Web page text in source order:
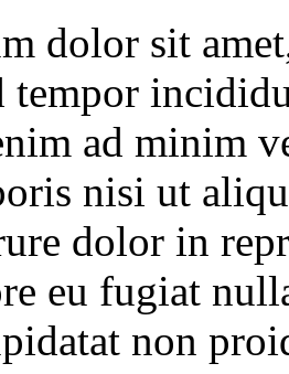
dolor sit
tempor
ad minim
nisi ut
dolor in
eu fugiat
non